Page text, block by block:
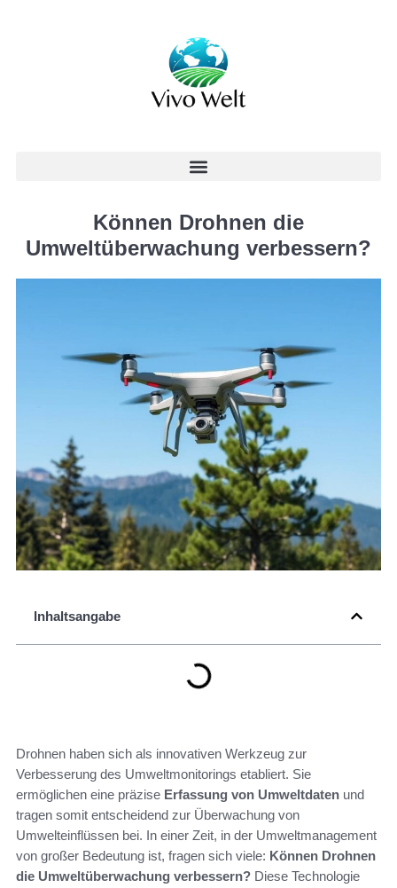
Können Drohnen die
Umweltüberwachung verbessern?
Inhaltsangabe
Drohnen haben sich als innovativen Werkzeug zur
Verbesserung des Umweltmonitorings etabliert. Sie
ermöglichen eine präzise Erfassung von Umweltdaten und
tragen somit entscheidend zur Überwachung von
Umwelteinflüssen bei. In einer Zeit, in der Umweltmanagement
von großer Bedeutung ist, fragen sich viele: Können Drohnen
die Umweltüberwachung verbessern? Diese Technologie